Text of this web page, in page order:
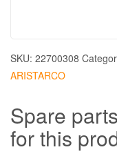
SKU: 22700308
ARISTARCO
Spare
for this